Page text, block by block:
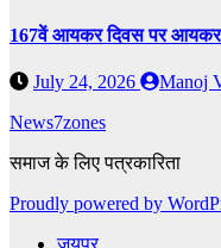
167वें आयकर दिवस पर आयकर
July 24, 2026
Manoj
News7zones
समाज के लिए पत्रकारिता
Proudly powered by